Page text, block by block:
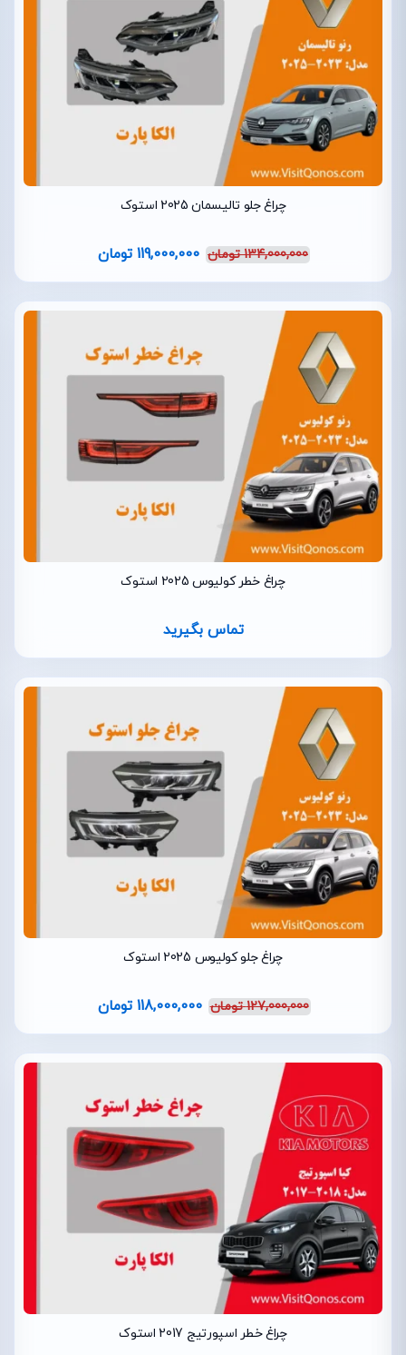
چراغ جلو تالیسمان 2025 استوک
134,000,000 تومان 119,000,000 تومان
چراغ خطر کولیوس 2025 استوک
تماس بگیرید
چراغ جلو کولیوس 2025 استوک
127,000,000 تومان 118,000,000 تومان
چراغ خطر اسپورتیج 2017 استوک